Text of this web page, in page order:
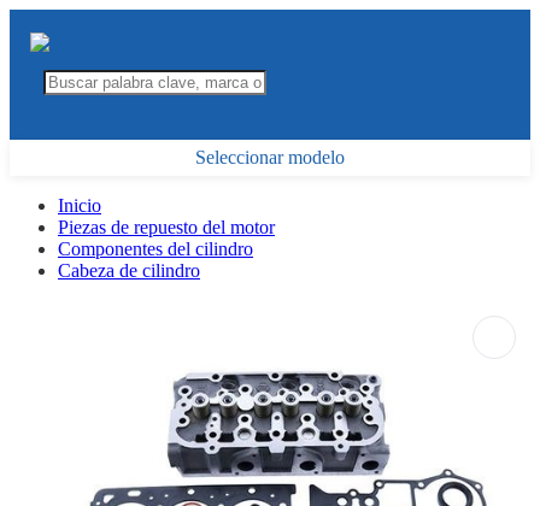
Seleccionar modelo
Inicio
Piezas de repuesto del motor
Componentes del cilindro
Cabeza de cilindro